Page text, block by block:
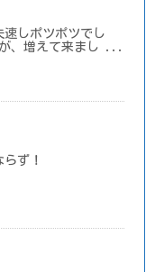
速しポツポツでし
、増えて来まし ...
ず！